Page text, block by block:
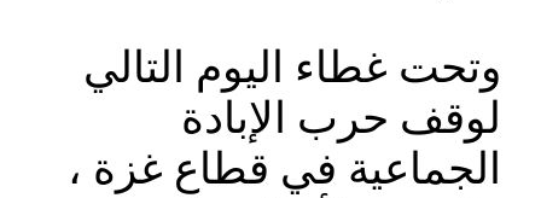
وتحت غطاء اليوم التالي
لوقف حرب الإبادة
الجماعية في قطاع غزة ،